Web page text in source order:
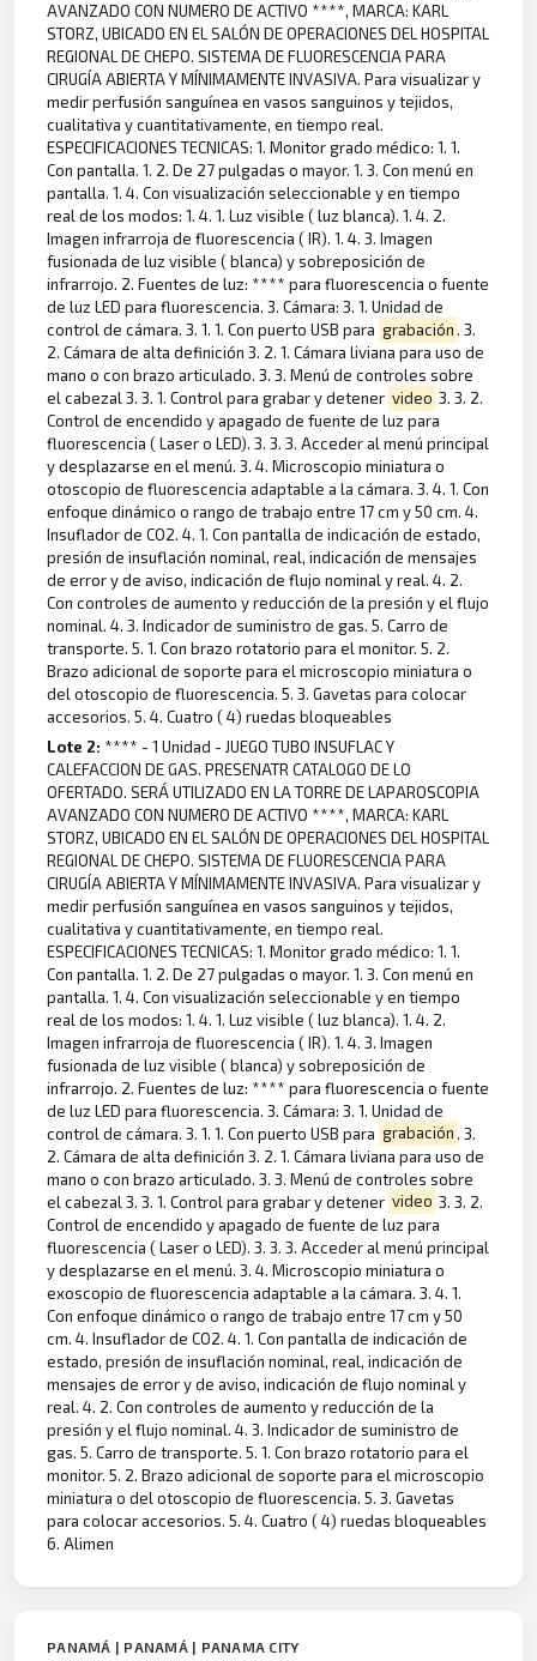
AVANZADO CON NUMERO DE ACTIVO ****, MARCA: KARL
STORZ, UBICADO EN EL SALÓN DE OPERACIONES DEL HOSPITAL
REGIONAL DE CHEPO. SISTEMA DE FLUORESCENCIA PARA
CIRUGÍA ABIERTA Y MÍNIMAMENTE INVASIVA. Para visualizar y
medir perfusión sanguínea en vasos sanguinos y tejidos,
cualitativa y cuantitativamente, en tiempo real.
ESPECIFICACIONES TECNICAS: 1. Monitor grado médico: 1. 1.
Con pantalla. 1. 2. De 27 pulgadas o mayor. 1. 3. Con menú en
pantalla. 1. 4. Con visualización seleccionable y en tiempo
real de los modos: 1. 4. 1. Luz visible ( luz blanca). 1. 4. 2.
Imagen infrarroja de fluorescencia ( IR). 1. 4. 3. Imagen
fusionada de luz visible ( blanca) y sobreposición de
infrarrojo. 2. Fuentes de luz: **** para fluorescencia o fuente
de luz LED para fluorescencia. 3. Cámara: 3. 1. Unidad de
control de cámara. 3. 1. 1. Con puerto USB para grabación. 3.
2. Cámara de alta definición 3. 2. 1. Cámara liviana para uso de
mano o con brazo articulado. 3. 3. Menú de controles sobre
el cabezal 3. 3. 1. Control para grabar y detener video 3. 3. 2.
Control de encendido y apagado de fuente de luz para
fluorescencia ( Laser o LED). 3. 3. 3. Acceder al menú principal
y desplazarse en el menú. 3. 4. Microscopio miniatura o
otoscopio de fluorescencia adaptable a la cámara. 3. 4. 1. Con
enfoque dinámico o rango de trabajo entre 17 cm y 50 cm. 4.
Insuflador de CO2. 4. 1. Con pantalla de indicación de estado,
presión de insuflación nominal, real, indicación de mensajes
de error y de aviso, indicación de flujo nominal y real. 4. 2.
Con controles de aumento y reducción de la presión y el flujo
nominal. 4. 3. Indicador de suministro de gas. 5. Carro de
transporte. 5. 1. Con brazo rotatorio para el monitor. 5. 2.
Brazo adicional de soporte para el microscopio miniatura o
del otoscopio de fluorescencia. 5. 3. Gavetas para colocar
accesorios. 5. 4. Cuatro ( 4) ruedas bloqueables
Lote 2: **** - 1 Unidad - JUEGO TUBO INSUFLAC Y
CALEFACCION DE GAS. PRESENATR CATALOGO DE LO
OFERTADO. SERÁ UTILIZADO EN LA TORRE DE LAPAROSCOPIA
AVANZADO CON NUMERO DE ACTIVO ****, MARCA: KARL
STORZ, UBICADO EN EL SALÓN DE OPERACIONES DEL HOSPITAL
REGIONAL DE CHEPO. SISTEMA DE FLUORESCENCIA PARA
CIRUGÍA ABIERTA Y MÍNIMAMENTE INVASIVA. Para visualizar y
medir perfusión sanguínea en vasos sanguinos y tejidos,
cualitativa y cuantitativamente, en tiempo real.
ESPECIFICACIONES TECNICAS: 1. Monitor grado médico: 1. 1.
Con pantalla. 1. 2. De 27 pulgadas o mayor. 1. 3. Con menú en
pantalla. 1. 4. Con visualización seleccionable y en tiempo
real de los modos: 1. 4. 1. Luz visible ( luz blanca). 1. 4. 2.
Imagen infrarroja de fluorescencia ( IR). 1. 4. 3. Imagen
fusionada de luz visible ( blanca) y sobreposición de
infrarrojo. 2. Fuentes de luz: **** para fluorescencia o fuente
de luz LED para fluorescencia. 3. Cámara: 3. 1. Unidad de
control de cámara. 3. 1. 1. Con puerto USB para grabación. 3.
2. Cámara de alta definición 3. 2. 1. Cámara liviana para uso de
mano o con brazo articulado. 3. 3. Menú de controles sobre
el cabezal 3. 3. 1. Control para grabar y detener video 3. 3. 2.
Control de encendido y apagado de fuente de luz para
fluorescencia ( Laser o LED). 3. 3. 3. Acceder al menú principal
y desplazarse en el menú. 3. 4. Microscopio miniatura o
exoscopio de fluorescencia adaptable a la cámara. 3. 4. 1.
Con enfoque dinámico o rango de trabajo entre 17 cm y 50
cm. 4. Insuflador de CO2. 4. 1. Con pantalla de indicación de
estado, presión de insuflación nominal, real, indicación de
mensajes de error y de aviso, indicación de flujo nominal y
real. 4. 2. Con controles de aumento y reducción de la
presión y el flujo nominal. 4. 3. Indicador de suministro de
gas. 5. Carro de transporte. 5. 1. Con brazo rotatorio para el
monitor. 5. 2. Brazo adicional de soporte para el microscopio
miniatura o del otoscopio de fluorescencia. 5. 3. Gavetas
para colocar accesorios. 5. 4. Cuatro ( 4) ruedas bloqueables
6. Alimen
PANAMÁ | PANAMÁ | PANAMA CITY